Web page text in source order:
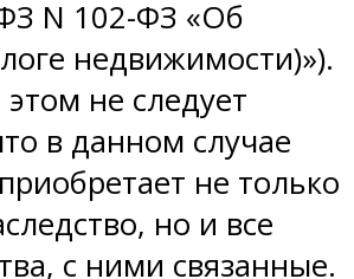
N 102-ФЗ «Об
недвижимости)»).
не следует
в данном случае
не только
но и все
с ними связанные.